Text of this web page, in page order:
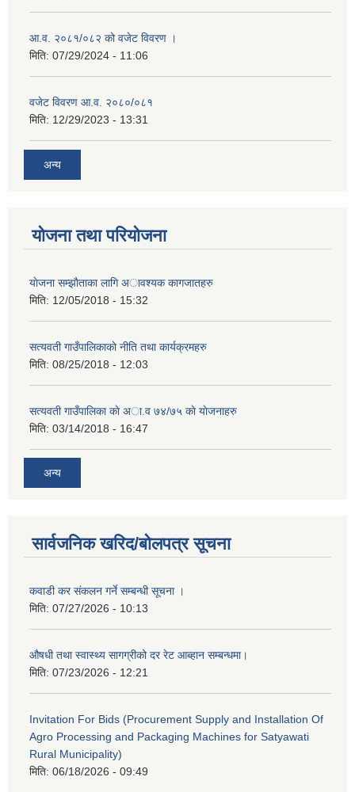
आ.व. २०८१/०८२ को वजेट विवरण ।
मिति: 07/29/2024 - 11:06
वजेट विवरण आ.व. २०८०/०८१
मिति: 12/29/2023 - 13:31
अन्य
योजना तथा परियोजना
याेजना सम्झाैताका लागि अावश्यक कागजातहरु
मिति: 12/05/2018 - 15:32
सत्यवती गाउँपालिकाकाे नीति तथा कार्यक्रमहरु
मिति: 08/25/2018 - 12:03
सत्यवती गाउँपालिका काे अा‍.व ७४/७५ काे याेजनाहरु
मिति: 03/14/2018 - 16:47
अन्य
सार्वजनिक खरिद/बोलपत्र सूचना
कवाडी कर संकलन गर्ने सम्बन्धी सूचना ।
मिति: 07/27/2026 - 10:13
औषधी तथा स्वास्थ्य सागग्रीको दर रेट आब्हान सम्बन्धमा।
मिति: 07/23/2026 - 12:21
Invitation For Bids (Procurement Supply and Installation Of
Agro Processing and Packaging Machines for Satyawati
Rural Municipality)
मिति: 06/18/2026 - 09:49